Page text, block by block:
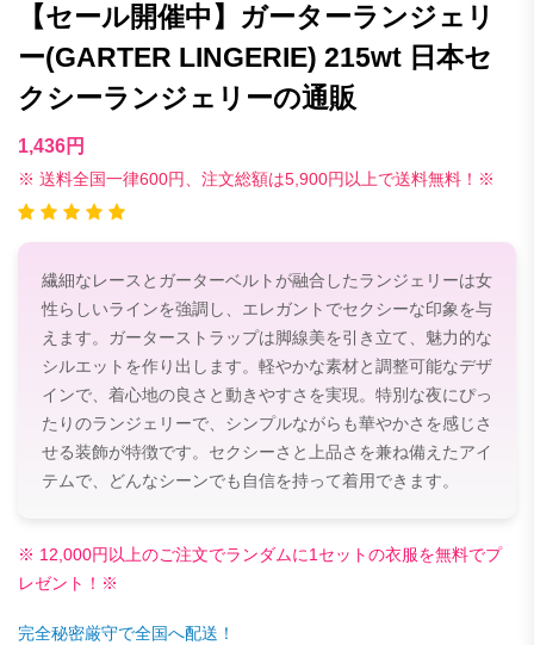
【セール開催中】ガーターランジェリ
ー(GARTER LINGERIE) 215wt 日本セ
クシーランジェリーの通販
1,436円
※ 送料全国一律600円、注文総額は5,900円以上で送料無料！※
繊細なレースとガーターベルトが融合したランジェリーは女
性らしいラインを強調し、エレガントでセクシーな印象を与
えます。ガーターストラップは脚線美を引き立て、魅力的な
シルエットを作り出します。軽やかな素材と調整可能なデザ
インで、着心地の良さと動きやすさを実現。特別な夜にぴっ
たりのランジェリーで、シンプルながらも華やかさを感じさ
せる装飾が特徴です。セクシーさと上品さを兼ね備えたアイ
テムで、どんなシーンでも自信を持って着用できます。
※ 12,000円以上のご注文でランダムに1セットの衣服を無料でプ
レゼント！※
完全秘密厳守で全国へ配送！